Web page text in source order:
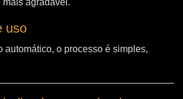
agradável.
uso
automático, o processo é simples,